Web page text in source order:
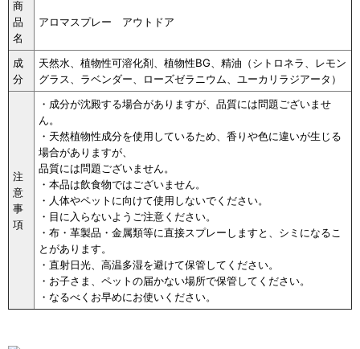
商
品
名
アロマスプレー アウトドア
成
分
天然水、植物性可溶化剤、植物性BG、精油（シトロネラ、レモン
グラス、ラベンダー、ローズゼラニウム、ユーカリラジアータ）
注
意
事
項
・成分が沈殿する場合がありますが、品質には問題ございませ
ん。
・天然植物性成分を使用しているため、香りや色に違いが生じる
場合がありますが、
品質には問題ございません。
・本品は飲食物ではございません。
・人体やペットに向けて使用しないでください。
・目に入らないようご注意ください。
・布・革製品・金属類等に直接スプレーしますと、シミになるこ
とがあります。
・直射日光、高温多湿を避けて保管してください。
・お子さま、ペットの届かない場所で保管してください。
・なるべくお早めにお使いください。